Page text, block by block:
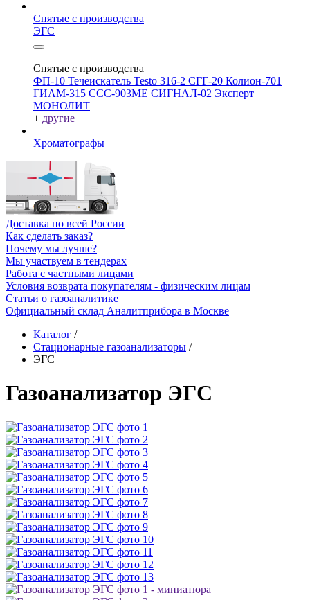
Снятые с производства
ЭГС
Снятые с производства
ФП-10 Течеискатель Testo 316-2 СГГ-20 Колион-701
ГИАМ-315 ССС-903МЕ СИГНАЛ-02 Эксперт
МОНОЛИТ
+ другие
Хроматографы
Доставка по всей России
Как сделать заказ?
Почему мы лучше?
Мы участвуем в тендерах
Работа с частными лицами
Условия возврата покупателям - физическим лицам
Статьи о газоаналитике
Официальный склад Аналитприбора в Москве
Каталог /
Стационарные газоанализаторы /
ЭГС
Газоанализатор ЭГС